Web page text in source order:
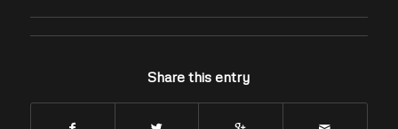
Share this entry